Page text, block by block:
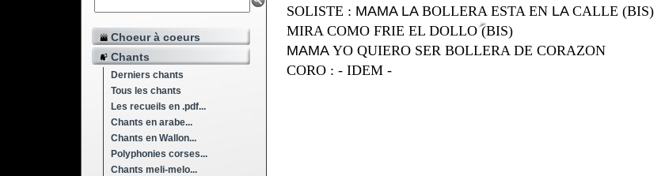
Choeur à coeurs
Chants
Derniers chants
Tous les chants
Les recueils en .pdf...
Chants en arabe...
Chants en Wallon...
Polyphonies corses...
Chants meli-melo...
SOLISTE : MAMA LA BOLLERA ESTA EN LA CALLE (BIS)
MIRA COMO FRIE EL DOLLO (BIS)
MAMA YO QUIERO SER BOLLERA DE CORAZON
CORO : - IDEM -